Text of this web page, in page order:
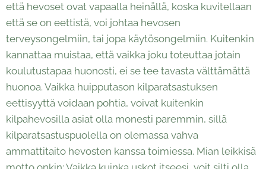
että hevoset ovat vapaalla heinällä, koska kuvitellaan
että se on eettistä, voi johtaa hevosen
terveysongelmiin, tai jopa käytösongelmiin. Kuitenkin
kannattaa muistaa, että vaikka joku toteuttaa jotain
koulutustapaa huonosti, ei se tee tavasta välttämättä
huonoa. Vaikka huipputason kilparatsastuksen
eettisyyttä voidaan pohtia, voivat kuitenkin
kilpahevosilla asiat olla monesti paremmin, sillä
kilparatsastuspuolella on olemassa vahva
ammattitaito hevosten kanssa toimiessa. Mian leikkisä